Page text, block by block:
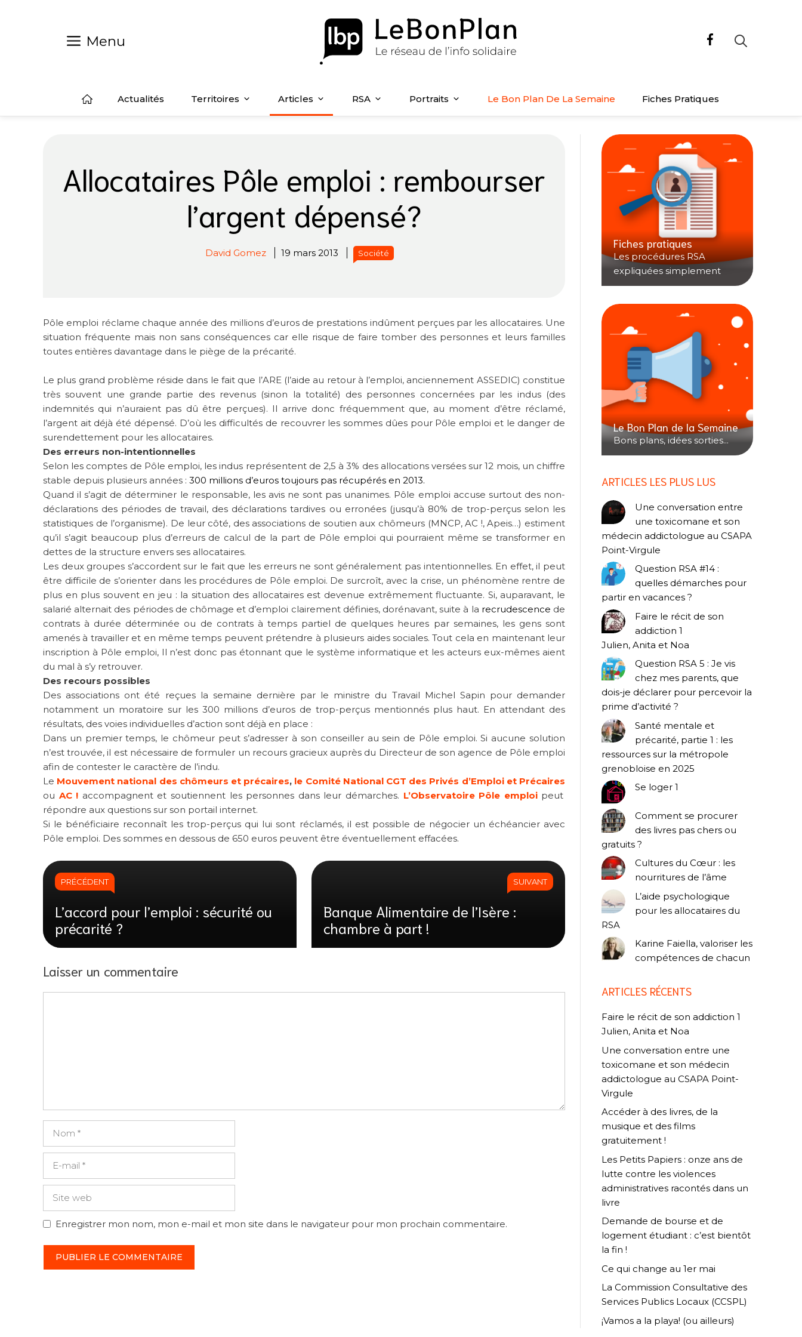
Menu
Actualités Territoires Articles RSA Portraits Le Bon Plan De La Semaine Fiches Pratiques
Allocataires Pôle emploi : rembourser
l’argent dépensé?
David Gomez 19 mars 2013 Société
Pôle emploi réclame chaque année des millions d’euros de prestations indûment perçues par les allocataires. Une
situation fréquente mais non sans conséquences car elle risque de faire tomber des personnes et leurs familles
toutes entières davantage dans le piège de la précarité.
Le plus grand problème réside dans le fait que l’ARE (l’aide au retour à l’emploi, anciennement ASSEDIC) constitue
très souvent une grande partie des revenus (sinon la totalité) des personnes concernées par les indus (des
indemnités qui n’auraient pas dû être perçues). Il arrive donc fréquemment que, au moment d’être réclamé,
l’argent ait déjà été dépensé. D’où les difficultés de recouvrer les sommes dûes pour Pôle emploi et le danger de
surendettement pour les allocataires.
Des erreurs non-intentionnelles
Selon les comptes de Pôle emploi, les indus représentent de 2,5 à 3% des allocations versées sur 12 mois, un chiffre
stable depuis plusieurs années : 300 millions d’euros toujours pas récupérés en 2013.
Quand il s’agit de déterminer le responsable, les avis ne sont pas unanimes. Pôle emploi accuse surtout des non-
déclarations des périodes de travail, des déclarations tardives ou erronées (jusqu’à 80% de trop-perçus selon les
statistiques de l’organisme). De leur côté, des associations de soutien aux chômeurs (MNCP, AC !, Apeis…) estiment
qu’il s’agit beaucoup plus d’erreurs de calcul de la part de Pôle emploi qui pourraient même se transformer en
dettes de la structure envers ses allocataires.
Les deux groupes s’accordent sur le fait que les erreurs ne sont généralement pas intentionnelles. En effet, il peut
être difficile de s’orienter dans les procédures de Pôle emploi. De surcroît, avec la crise, un phénomène rentre de
plus en plus souvent en jeu : la situation des allocataires est devenue extrêmement fluctuante. Si, auparavant, le
salarié alternait des périodes de chômage et d’emploi clairement définies, dorénavant, suite à la recrudescence de
contrats à durée déterminée ou de contrats à temps partiel de quelques heures par semaines, les gens sont
amenés à travailler et en même temps peuvent prétendre à plusieurs aides sociales. Tout cela en maintenant leur
inscription à Pôle emploi, Il n’est donc pas étonnant que le système informatique et les acteurs eux-mêmes aient
du mal à s’y retrouver.
Des recours possibles
Des associations ont été reçues la semaine dernière par le ministre du Travail Michel Sapin pour demander
notamment un moratoire sur les 300 millions d’euros de trop-perçus mentionnés plus haut. En attendant des
résultats, des voies individuelles d’action sont déjà en place :
Dans un premier temps, le chômeur peut s’adresser à son conseiller au sein de Pôle emploi. Si aucune solution
n’est trouvée, il est nécessaire de formuler un recours gracieux auprès du Directeur de son agence de Pôle emploi
afin de contester le caractère de l’indu.
Le Mouvement national des chômeurs et précaires, le Comité National CGT des Privés d’Emploi et Précaires
ou AC ! accompagnent et soutiennent les personnes dans leur démarches. L’ObservatoirePôle emploi peut
répondre aux questions sur son portail internet.
Si le bénéficiaire reconnaît les trop-perçus qui lui sont réclamés, il est possible de négocier un échéancier avec
Pôle emploi. Des sommes en dessous de 650 euros peuvent être éventuellement effacées.
PRÉCÉDENT
L’accord pour l’emploi : sécurité ou
précarité ?
SUIVANT
Banque Alimentaire de l’Isère :
chambre à part !
Laisser un commentaire
Enregistrer mon nom, mon e-mail et mon site dans le navigateur pour mon prochain commentaire.
Fiches pratiques
Les procédures RSA
expliquées simplement
Le Bon Plan de la Semaine
Bons plans, idées sorties...
ARTICLES LES PLUS LUS
Une conversation entre
une toxicomane et son
médecin addictologue au CSAPA
Point-Virgule
Question RSA #14 :
quelles démarches pour
partir en vacances ?
Faire le récit de son
addiction 1
Julien, Anita et Noa
Question RSA 5 : Je vis
chez mes parents, que
dois-je déclarer pour percevoir la
prime d’activité ?
Santé mentale et
précarité, partie 1 : les
ressources sur la métropole
grenobloise en 2025
Se loger 1
Comment se procurer
des livres pas chers ou
gratuits ?
Cultures du Cœur : les
nourritures de l’âme
L’aide psychologique
pour les allocataires du
RSA
Karine Faiella, valoriser les
compétences de chacun
ARTICLES RÉCENTS
Faire le récit de son addiction 1
Julien, Anita et Noa
Une conversation entre une
toxicomane et son médecin
addictologue au CSAPA Point-
Virgule
Accéder à des livres, de la
musique et des films
gratuitement !
Les Petits Papiers : onze ans de
lutte contre les violences
administratives racontés dans un
livre
Demande de bourse et de
logement étudiant : c’est bientôt
la fin !
Ce qui change au 1er mai
La Commission Consultative des
Services Publics Locaux (CCSPL)
¡Vamos a la playa! (ou ailleurs)